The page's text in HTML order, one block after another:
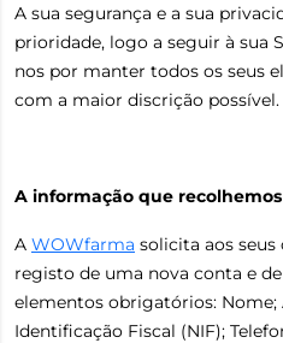
A sua segurança e a sua
prioridade, logo a seguir à sua
nos por manter todos os seus
com a maior discrição possível.
A informação que recolhemos
A WOWfarma solicita aos seus
registo de uma nova conta e
elementos obrigatórios: Nome;
Identificação Fiscal (NIF);